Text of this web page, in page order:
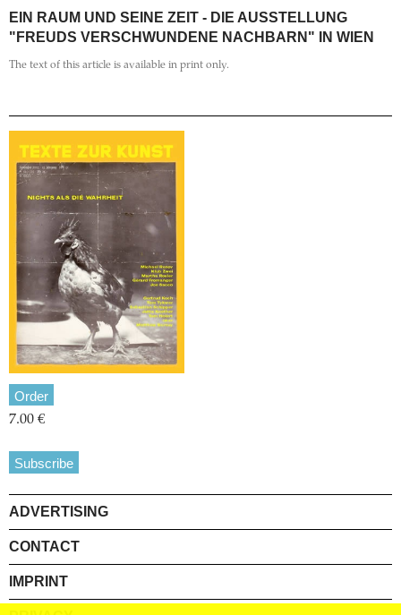
EIN RAUM UND SEINE ZEIT - DIE AUSSTELLUNG
"FREUDS VERSCHWUNDENE NACHBARN" IN WIEN
The text of this article is available in print only.
Order
7.00 €
Subscribe
ADVERTISING
CONTACT
IMPRINT